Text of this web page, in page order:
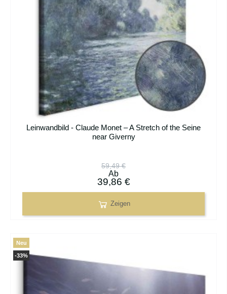
Leinwandbild - Claude Monet – A Stretch of the Seine
near Giverny
59,49 €
Ab
39,86 €
Zeigen
-33%
Neu